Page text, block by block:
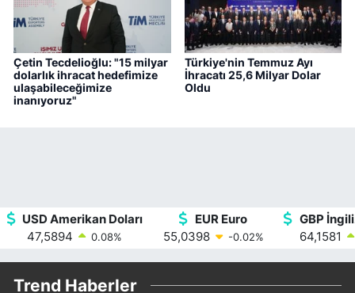
Çetin Tecdelioğlu: "15 milyar
dolarlık ihracat hedefimize
ulaşabileceğimize
inanıyoruz"
Türkiye'nin Temmuz Ayı
İhracatı 25,6 Milyar Dolar
Oldu
USD Amerikan Doları
47,5894
0.08%
EUR Euro
55,0398
-0.02%
GBP
64,1581
Trend Haberler